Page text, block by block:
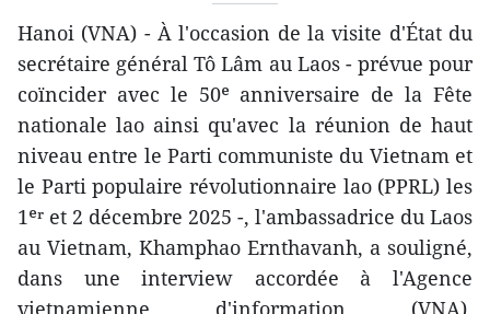
Hanoi (VNA) - À l'occasion de la visite d'État du
secrétaire général Tô Lâm au Laos - prévue pour
coïncider avec le 50ᵉ anniversaire de la Fête
nationale lao ainsi qu'avec la réunion de haut
niveau entre le Parti communiste du Vietnam et
le Parti populaire révolutionnaire lao (PPRL) les
1ᵉʳ et 2 décembre 2025 -, l'ambassadrice du Laos
au Vietnam, Khamphao Ernthavanh, a souligné,
dans une interview accordée à l'Agence
vietnamienne d'information (VNA),